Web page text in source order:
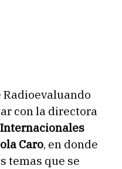
con la directora
Caro, en donde
temas que se